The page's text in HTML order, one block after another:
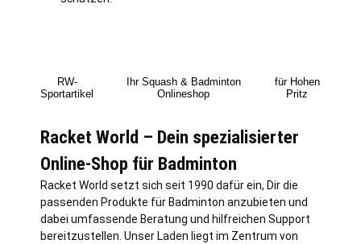
RW-
Sportartikel
Ihr Squash & Badminton
Onlineshop
für Hohen
Pritz
Racket World – Dein spezialisierter
Online-Shop für Badminton
Racket World setzt sich seit 1990 dafür ein, Dir die
passenden Produkte für Badminton anzubieten und
dabei umfassende Beratung und hilfreichen Support
bereitzustellen. Unser Laden liegt im Zentrum von